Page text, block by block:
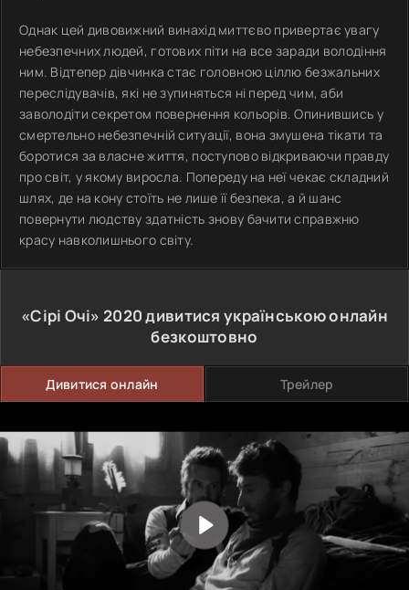
Однак цей дивовижний винахід миттєво привертає увагу
небезпечних людей, готових піти на все заради володіння
ним. Відтепер дівчинка стає головною ціллю безжальних
переслідувачів, які не зупиняться ні перед чим, аби
заволодіти секретом повернення кольорів. Опинившись у
смертельно небезпечній ситуації, вона змушена тікати та
боротися за власне життя, поступово відкриваючи правду
про світ, у якому виросла. Попереду на неї чекає складний
шлях, де на кону стоїть не лише її безпека, а й шанс
повернути людству здатність знову бачити справжню
красу навколишнього світу.
«Сірі Очі»2020дивитися українською онлайн
безкоштовно
Дивитися онлайн Трейлер